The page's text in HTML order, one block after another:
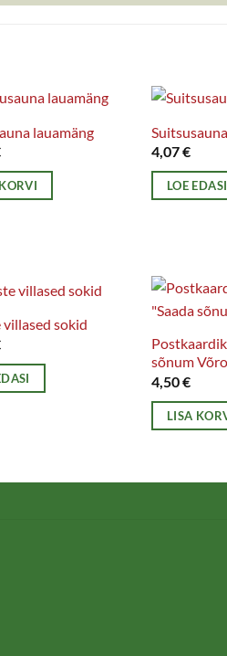
lauamäng
4,07€
LOE EDASI
villased sokid
sõnum
4,50€
LISA